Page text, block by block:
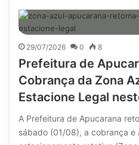
29/07/2026 0 8
Prefeitura de
Cobrança da Zona
Estacione Legal
A Prefeitura de Apucarana
sábado (01/08), a cobrança e